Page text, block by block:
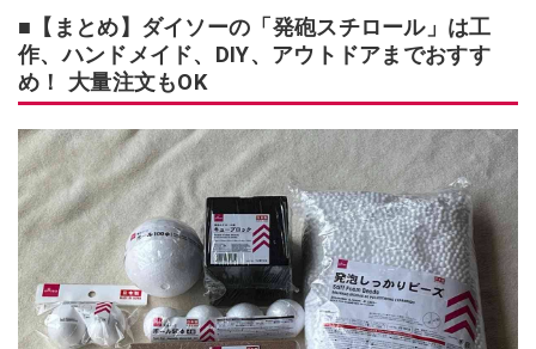
■【まとめ】ダイソーの「発砲スチロール」は工
作、ハンドメイド、DIY、アウトドアまでおすす
め！ 大量注文もOK